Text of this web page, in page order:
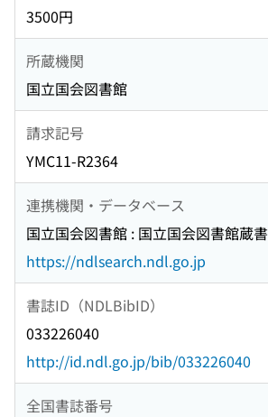
3500円
所蔵機関
国立国会図書館
請求記号
YMC11-R2364
連携機関・データベース
国立国会図書館 : 国立国会図書館蔵書
https://ndlsearch.ndl.go.jp
書誌ID（NDLBibID）
033226040
http://id.ndl.go.jp/bib/033226040
全国書誌番号